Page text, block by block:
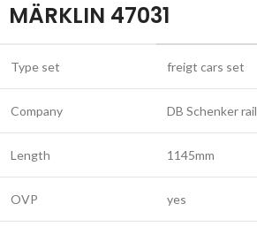
MÄRKLIN 47031
Type set freigt cars set
Company DB Schenker rail
Length 1145mm
OVP yes